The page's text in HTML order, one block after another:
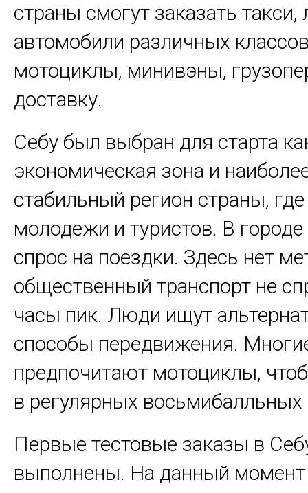
страны смогут заказать такси,
автомобили различных
мотоциклы, минивэны,
доставку.
Себу был выбран для старта
экономическая зона и
стабильный регион страны,
молодежи и туристов. В
спрос на поездки. Здесь нет
общественный транспорт не
часы пик. Люди ищут
способы передвижения.
предпочитают мотоциклы,
в регулярных восьмибалльных
Первые тестовые заказы в
выполнены. На данный момент